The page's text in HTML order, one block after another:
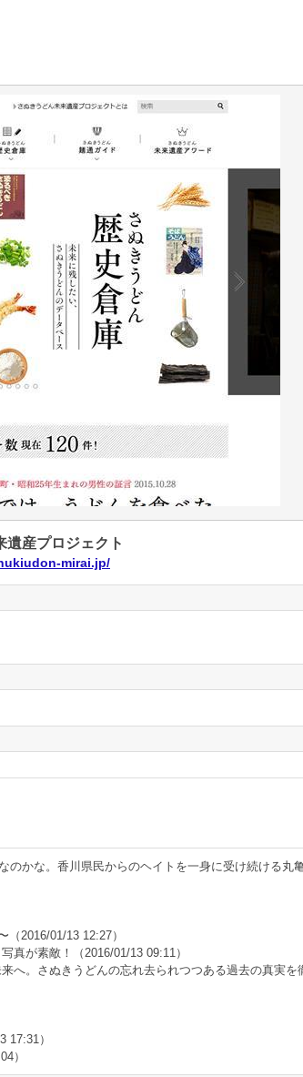
遺産プロジェクト
mirai.jp/
のかな。香川県民からのヘイトを一身に受け続ける丸
（2016/01/13 12:27）
真が素敵！
（2016/01/13 09:11）
。さぬきうどんの忘れ去られつつある過去の真実を
17:31）
）